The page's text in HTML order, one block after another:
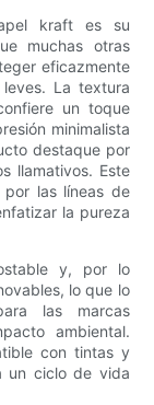
kraft es su
muchas otras
eficazmente
La textura
un toque
minimalista
destaque por
llamativos. Este
por las líneas de
la pureza
y, por lo
lo que lo
las marcas
ambiental.
con tintas y
un ciclo de vida